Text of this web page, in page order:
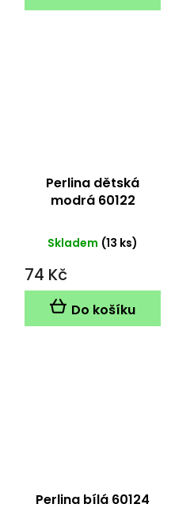
Perlina dětská
modrá 60122
Skladem (13 ks)
74 Kč
Do košíku
Perlina bílá 60124